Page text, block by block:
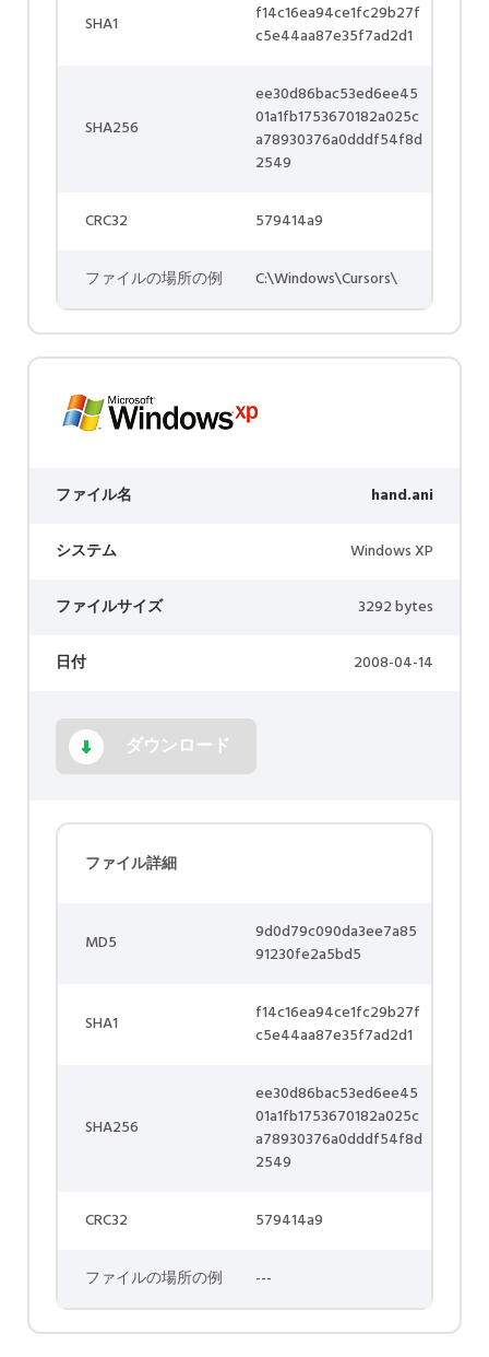
SHA1
f14c16ea94ce1fc29b27f
c5e44aa87e35f7ad2d1
SHA256
ee30d86bac53ed6ee45
01a1fb1753670182a025c
a78930376a0dddf54f8d
2549
CRC32 579414a9
ファイルの場所の例 C:\Windows\Cursors\
ファイル名 hand.ani
システム Windows XP
ファイルサイズ 3292 bytes
日付 2008-04-14
ダウンロード
ファイル詳細
MD5
9d0d79c090da3ee7a85
91230fe2a5bd5
SHA1
f14c16ea94ce1fc29b27f
c5e44aa87e35f7ad2d1
SHA256
ee30d86bac53ed6ee45
01a1fb1753670182a025c
a78930376a0dddf54f8d
2549
CRC32 579414a9
ファイルの場所の例 ---